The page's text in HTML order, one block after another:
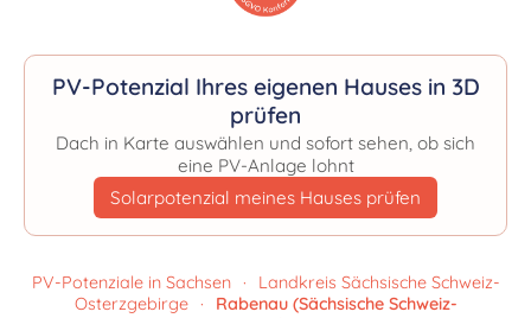
PV-Potenzial Ihres eigenen Hauses in 3D
prüfen
Dach in Karte auswählen und sofort sehen, ob sich
eine PV-Anlage lohnt
Solarpotenzial meines Hauses prüfen
PV-Potenziale in Sachsen ·
Landkreis Sächsische Schweiz-
Osterzgebirge ·
Rabenau (Sächsische Schweiz-